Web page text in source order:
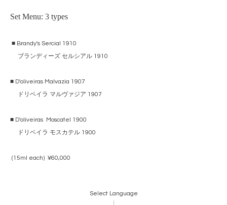
Set Menu: 3 types
■ Brandy's Sercial 1910
ブランディーズ セルシアル 1910
■ D'oliveiras Malvazia 1907
ドリベイラ マルヴァジア 1907
■ D'oliveiras Moscatel 1900
ドリベイラ モスカテル 1900
(15ml each) ¥60,000
Select Language